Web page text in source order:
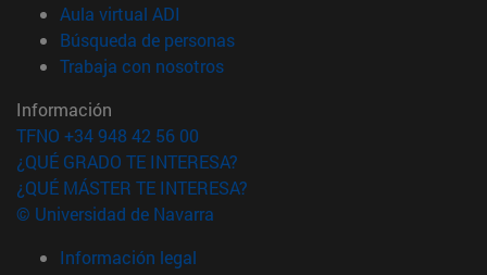
Aula virtual ADI
Búsqueda de personas(abre en nueva ventana)
Trabaja con nosotros(abre en nueva ventana)
Información
TFNO +34 948 42 56 00
¿QUÉ GRADO TE INTERESA?
¿QUÉ MÁSTER TE INTERESA?
© Universidad de Navarra
Información legal